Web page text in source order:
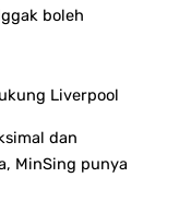
boleh
Liverpool
dan
MinSing punya